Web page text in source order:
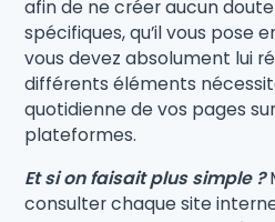
afin de ne créer aucun doute
spécifiques, qu’il vous pose
vous devez absolument lui
différents éléments
quotidienne de vos pages
plateformes.
Et si on faisait plus simple ?
consulter chaque site